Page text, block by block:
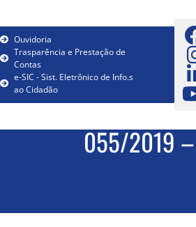
Ouvidoria
Trasparência e Prestação de
Contas
e-SIC - Sist. Eletrônico de Info.s
ao Cidadão
055/2019